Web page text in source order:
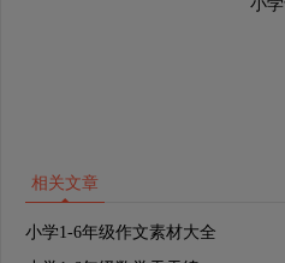
小
相关文章
小学1-6年级作文素材大全